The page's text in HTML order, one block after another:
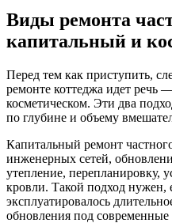
Виды ремонта
капитальный и
Перед тем как приступить,
ремонте коттеджа идет речь
косметическом. Эти два
по глубине и объему
Капитальный ремонт
инженерных сетей,
утепление, перепланировку,
кровли. Такой подход нужен,
эксплуатировалось
обновления под современные